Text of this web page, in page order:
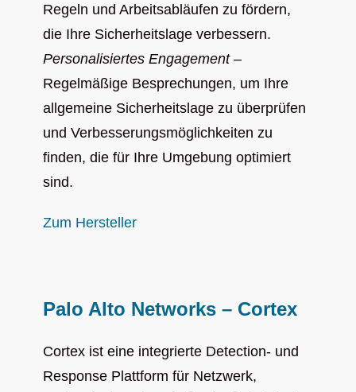
Regeln und Arbeitsabläufen zu fördern,
die Ihre Sicherheitslage verbessern.
Personalisiertes Engagement–
Regelmäßige Besprechungen, um Ihre
allgemeine Sicherheitslage zu überprüfen
und Verbesserungsmöglichkeiten zu
finden, die für Ihre Umgebung optimiert
sind.
Zum Hersteller
Palo Alto Networks – Cortex
Cortex ist eine integrierte Detection- und
Response Plattform für Netzwerk,